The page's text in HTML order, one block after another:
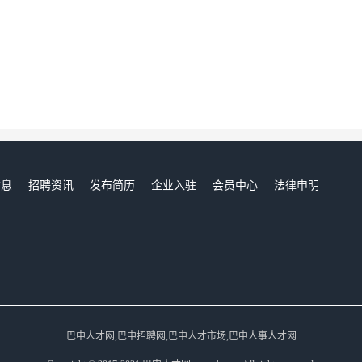
招聘资讯 发布简历 企业入驻 会员中心
法律申明
巴中人才网,巴中招聘网,巴中人才市场,巴中人事人才网